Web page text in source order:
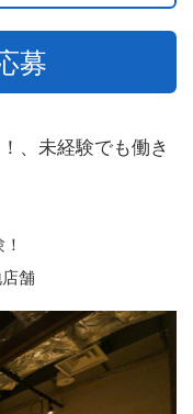
募
、未経験でも働き
舗